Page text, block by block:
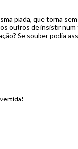
piada, que torna
outros de insistir
Se souber podia